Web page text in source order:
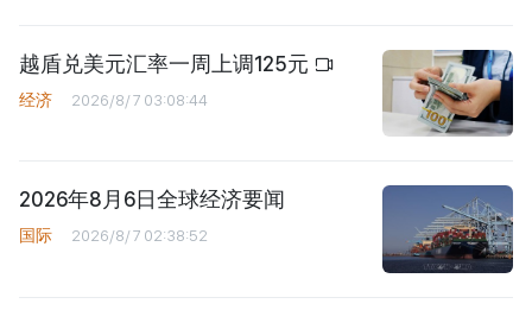
越盾兑美元汇率一周上调125元
经济 2026/8/7 03:08:44
2026年8月6日全球经济要闻
国际 2026/8/7 02:38:52